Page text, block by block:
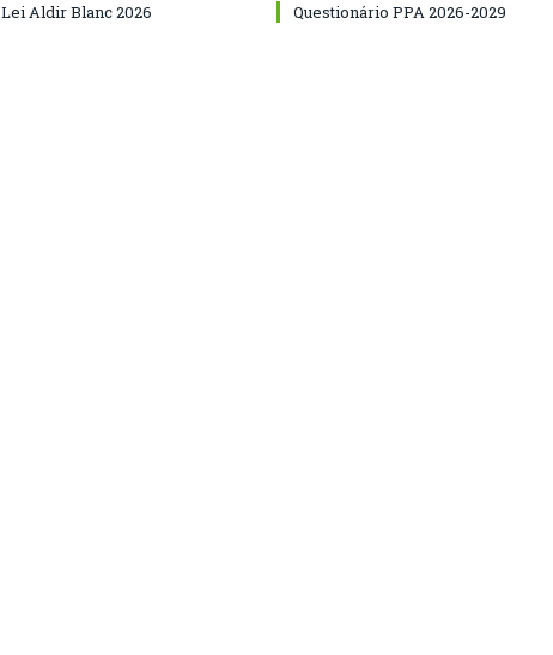
Lei Aldir Blanc 2026 Questionário PPA 2026-2029